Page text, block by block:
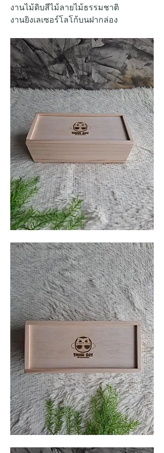
งานไม้ดิบสีไม้ลายไม้ธรรมชาติ
งานยิงเลเซอร์โลโก้บนฝากล่อง